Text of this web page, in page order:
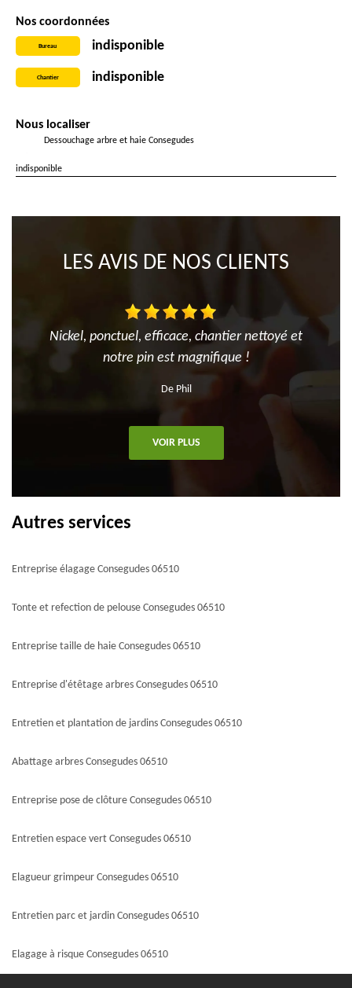
Nos coordonnées
Bureau indisponible
Chantier indisponible
Nous localiser
Dessouchage arbre et haie Consegudes
indisponible
LES AVIS DE NOS CLIENTS
Nickel, ponctuel, efficace, chantier nettoyé et
notre pin est magnifique !
De Phil
VOIR PLUS
Autres services
Entreprise élagage Consegudes 06510
Tonte et refection de pelouse Consegudes 06510
Entreprise taille de haie Consegudes 06510
Entreprise d'étêtage arbres Consegudes 06510
Entretien et plantation de jardins Consegudes 06510
Abattage arbres Consegudes 06510
Entreprise pose de clôture Consegudes 06510
Entretien espace vert Consegudes 06510
Elagueur grimpeur Consegudes 06510
Entretien parc et jardin Consegudes 06510
Elagage à risque Consegudes 06510